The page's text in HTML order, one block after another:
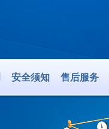
安全须知 售后服务